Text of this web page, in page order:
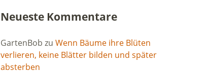
Neueste Kommentare
GartenBob zu Wenn Bäume ihre Blüten
verlieren, keine Blätter bilden und später
absterben